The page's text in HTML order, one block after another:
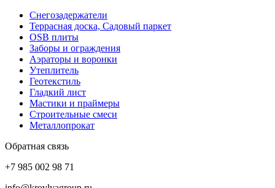
Снегозадержатели
Террасная доска, Садовый паркет
OSB плиты
Заборы и ограждения
Аэраторы и воронки
Утеплитель
Геотекстиль
Гладкий лист
Мастики и праймеры
Строительные смеси
Металлопрокат
Обратная связь
+7 985 002 98 71